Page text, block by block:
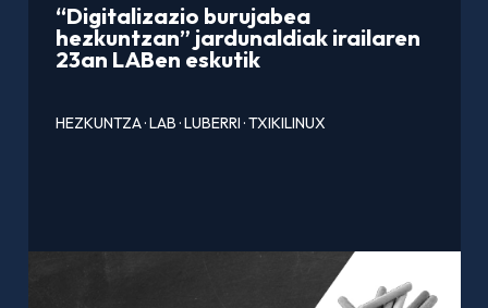
“Digitalizazio burujabea
hezkuntzan” jardunaldiak irailaren
23an LABen eskutik
HEZKUNTZA·LAB·LUBERRI·TXIKILINUX